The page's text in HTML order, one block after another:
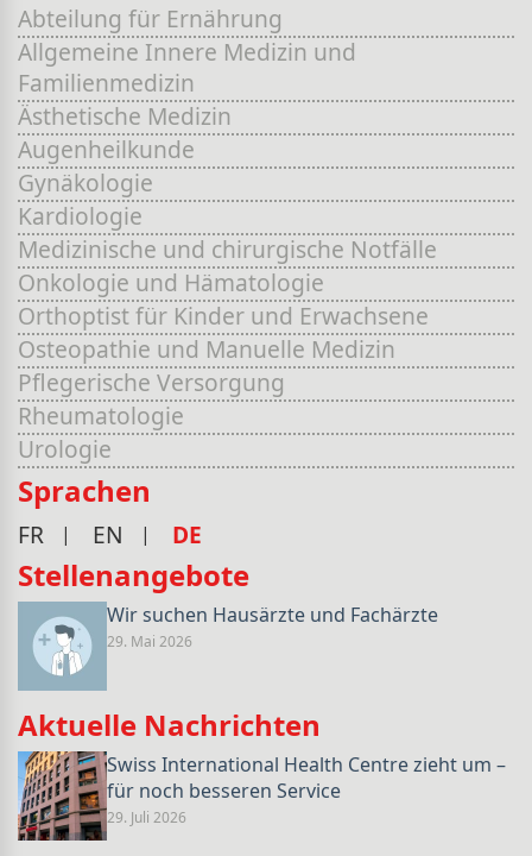
Abteilung für Ernährung
Allgemeine Innere Medizin und
Familienmedizin
Ästhetische Medizin
Augenheilkunde
Gynäkologie
Kardiologie
Medizinische und chirurgische Notfälle
Onkologie und Hämatologie
Orthoptist für Kinder und Erwachsene
Osteopathie und Manuelle Medizin
Pflegerische Versorgung
Rheumatologie
Urologie
Sprachen
FR EN DE
Stellenangebote
Wir suchen Hausärzte und Fachärzte
29. Mai 2026
Aktuelle Nachrichten
Swiss International Health Centre zieht um –
für noch besseren Service
29. Juli 2026